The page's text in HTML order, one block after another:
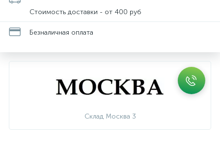
Стоимость доставки - от 400 руб
Безналичная оплата
Склад Москва 3